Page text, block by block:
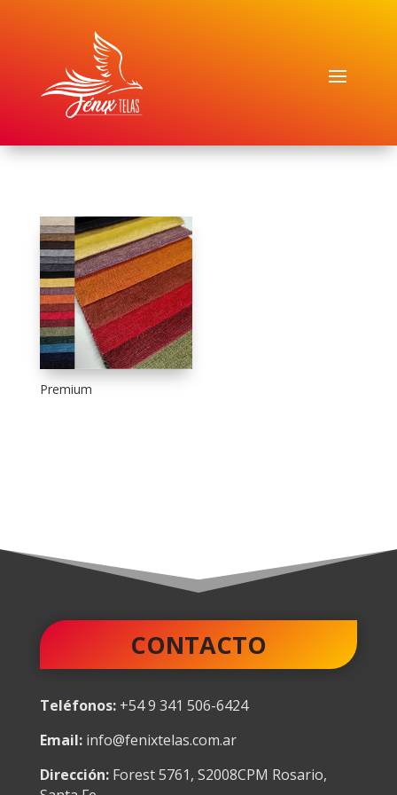
Premium
CONTACTO
Teléfonos: +54 9 341 506-6424
Email: info@fenixtelas.com.ar
Dirección: Forest 5761, S2008CPM Rosario,